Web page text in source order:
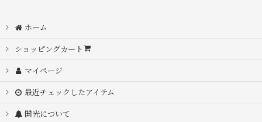
ホーム
ショッピングカート
マイページ
最近チェックしたアイテム
開光について